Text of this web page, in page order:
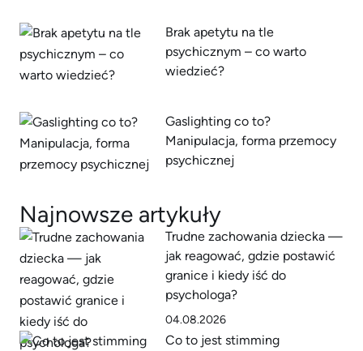
Brak apetytu na tle
psychicznym – co warto
wiedzieć?
Gaslighting co to?
Manipulacja, forma przemocy
psychicznej
Najnowsze artykuły
Trudne zachowania dziecka —
jak reagować, gdzie postawić
granice i kiedy iść do
psychologa?
04.08.2026
Co to jest stimming